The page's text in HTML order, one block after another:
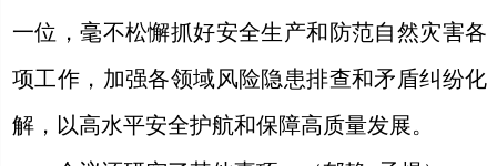
一位，毫不松懈抓好安全生产和防范自然灾害各
项工作，加强各领域风险隐患排查和矛盾纠纷化
解，以高水平安全护航和保障高质量发展。